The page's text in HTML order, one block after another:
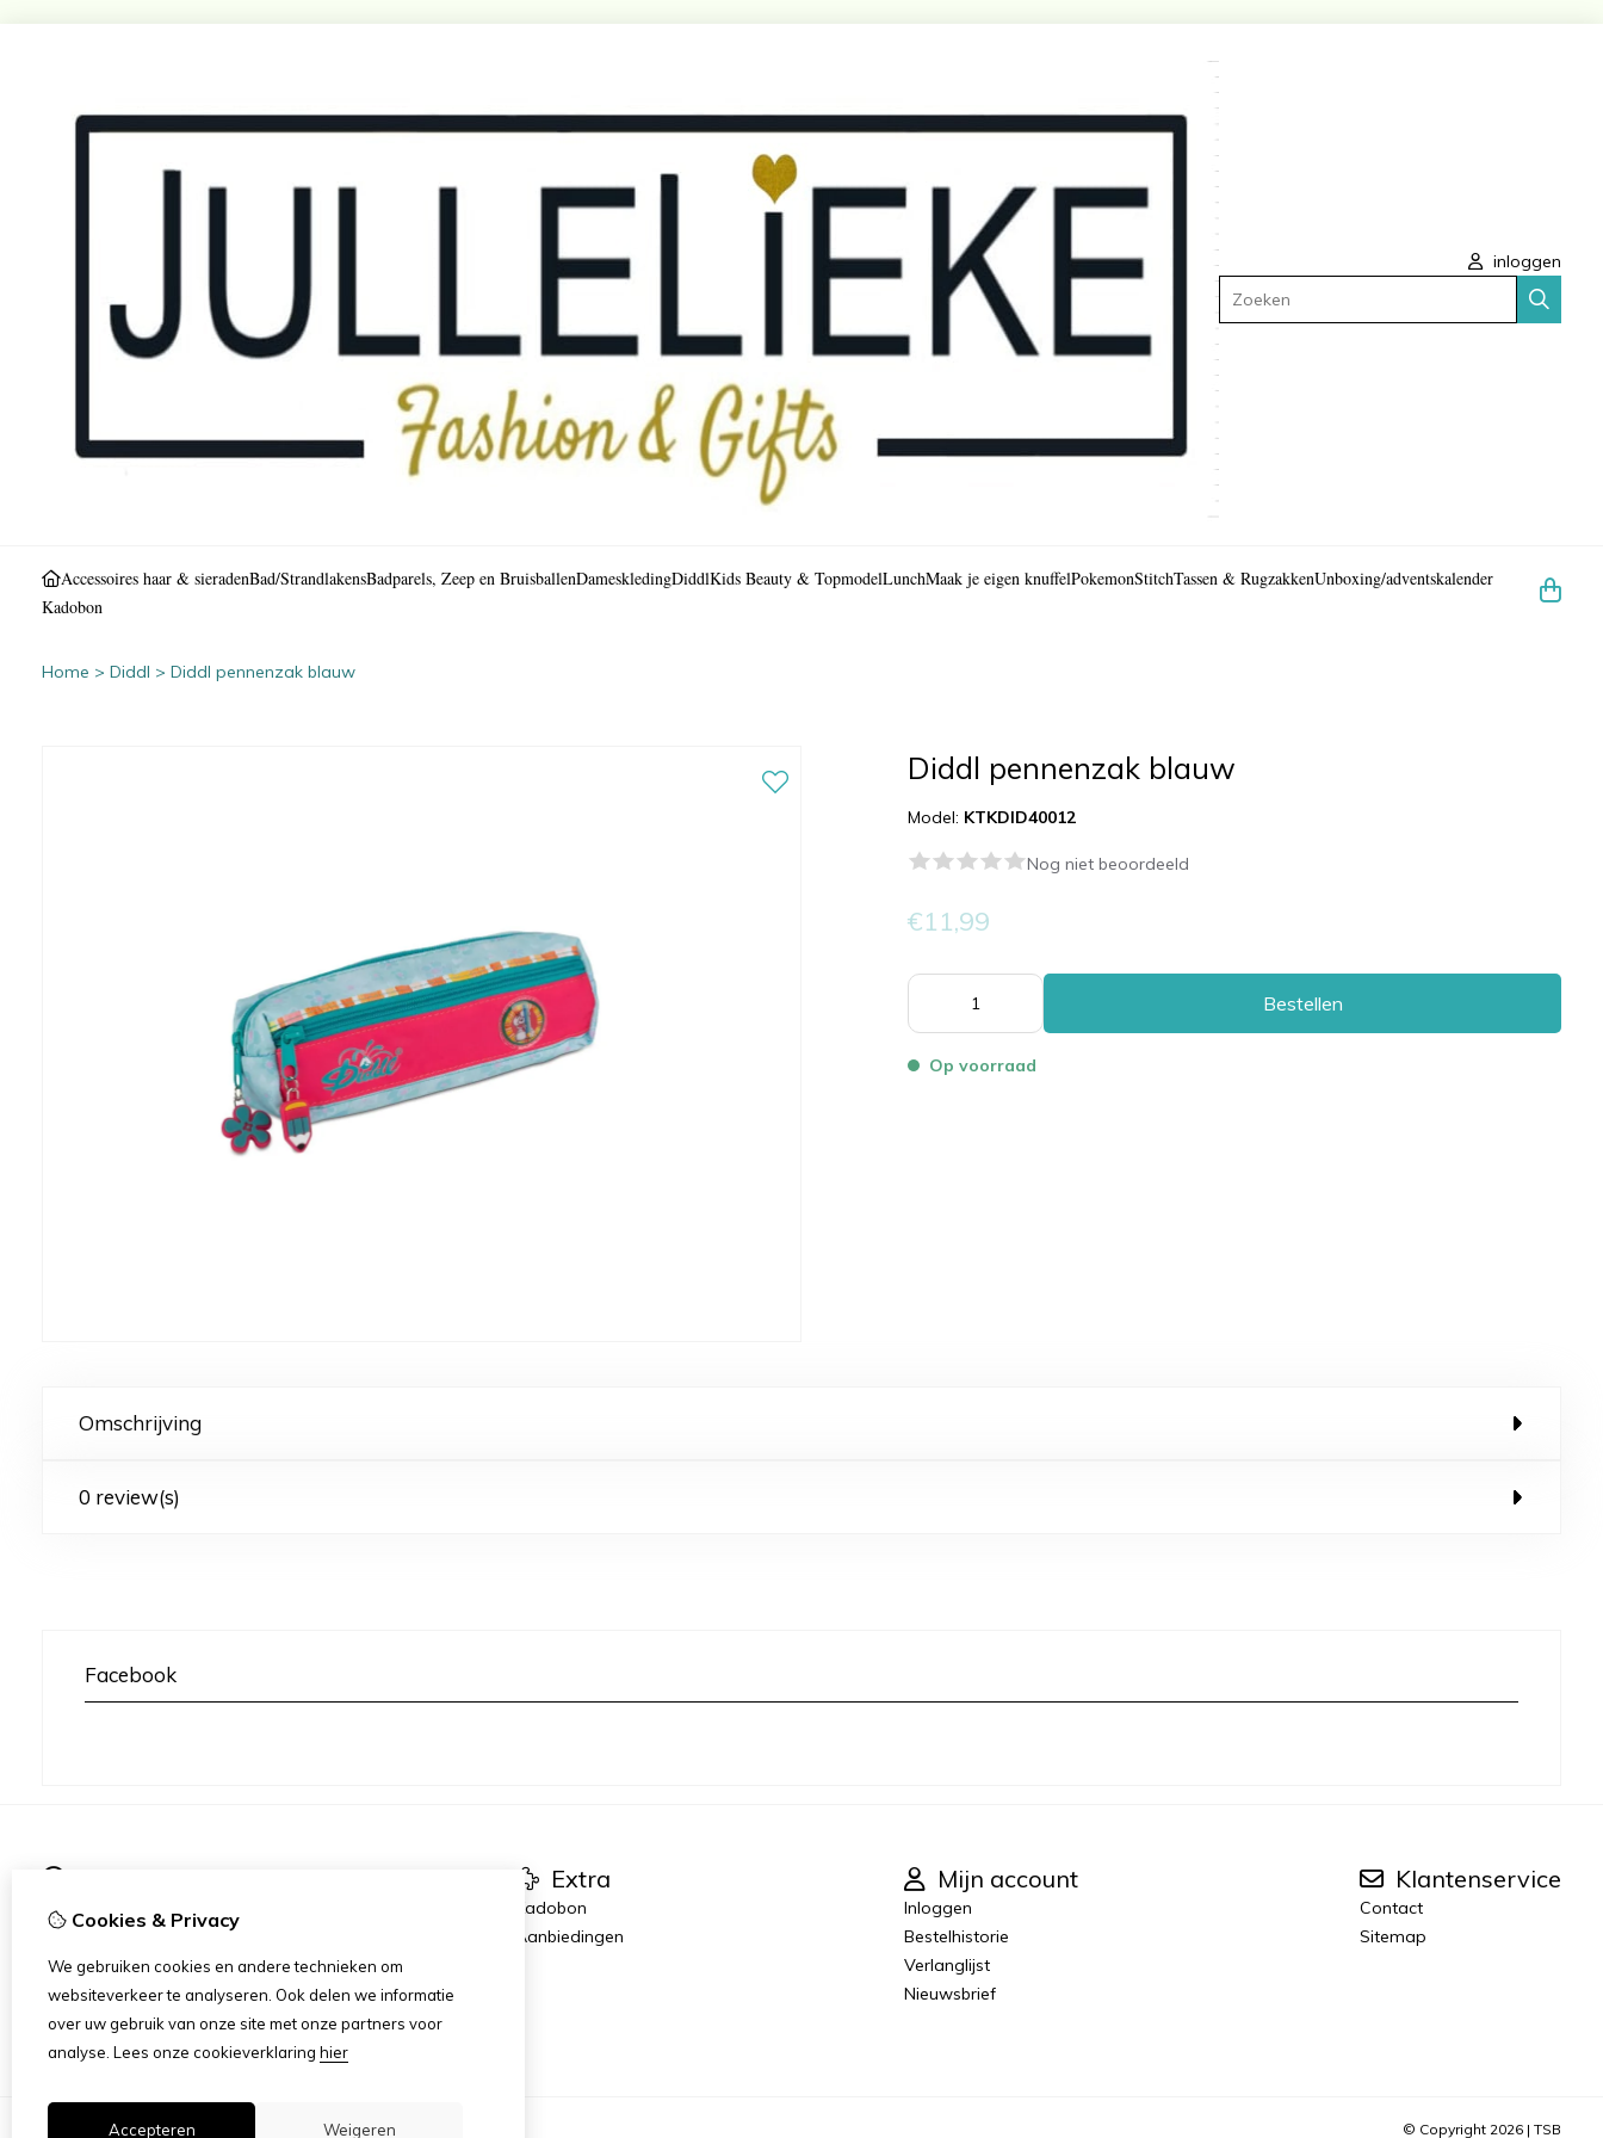
inloggen
Zoeken
Accessoires haar & sieradenBad/StrandlakensBadparels, Zeep en BruisballenDameskledingDiddlKids Beauty & TopmodelLunchMaak je eigen knuffelPokemonStitchTassen & RugzakkenUnboxing/adventskalender
Kadobon
Home > Diddl > Diddl pennenzak blauw
Diddl pennenzak blauw
Model: KTKDID40012
Nog niet beoordeeld
€11,99
Bestellen
Op voorraad
Omschrijving
0 review(s)
Facebook
Openingsuren
Over ons
Verzending
Disclaimer
Algemene voorwaarden
Extra
Kadobon
Aanbiedingen
Mijn account
Inloggen
Bestelhistorie
Verlanglijst
Nieuwsbrief
Klantenservice
Contact
Sitemap
© Copyright 2026 | TSB
Cookies & Privacy
We gebruiken cookies en andere technieken om
websiteverkeer te analyseren. Ook delen we informatie
over uw gebruik van onze site met onze partners voor
analyse. Lees onze cookieverklaring hier
Accepteren Weigeren